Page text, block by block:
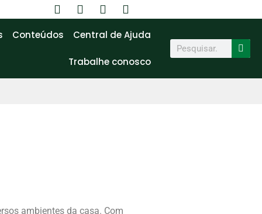
Conteúdos Central de Ajuda
Trabalhe conosco
ambientes da casa. Com